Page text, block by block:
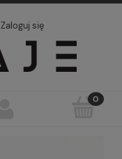
Zaloguj się